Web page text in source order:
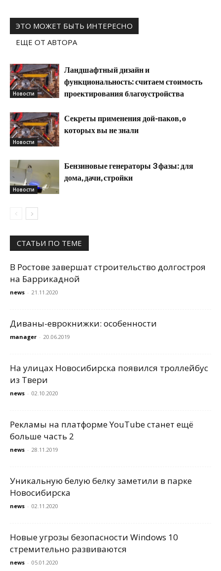
ЭТО МОЖЕТ БЫТЬ ИНТЕРЕСНО
ЕЩЕ ОТ АВТОРА
Новости
Ландшафтный дизайн и
функциональность: считаем стоимость
проектирования благоустройства
Новости
Секреты применения дой-паков, о
которых вы не знали
Новости
Бензиновые генераторы 3 фазы: для
дома, дачи, стройки
СТАТЬИ ПО ТЕМЕ
В Ростове завершат строительство долгостроя
на Баррикадной
news - 21.11.2020
Диваны-еврокнижки: особенности
manager - 20.06.2019
На улицах Новосибирска появился троллейбус
из Твери
news - 02.10.2020
Рекламы на платформе YouTube станет ещё
больше часть 2
news - 28.11.2019
Уникальную белую белку заметили в парке
Новосибирска
news - 02.11.2020
Новые угрозы безопасности Windows 10
стремительно развиваются
news - 05.01.2020